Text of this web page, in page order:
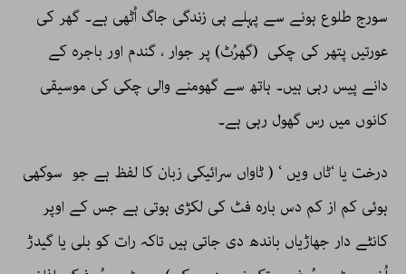
سورج طلوع ہونے سے پہلے ہی زندگی جاگ اُٹھی ہے۔ گھر کی
عورتیں پتھر کی چکی (گھرُٹ) پر جوار ، گندم اور باجرہ کے
دانے پیس رہی ہیں۔ ہاتھ سے گھومنے والی چکی کی موسیقی
کانوں میں رس گھول رہی ہے۔
درخت یا ‘ٹاں ویں ‘ ( ٹاواں سرائیکی زبان کا لفظ ہے جو سوکھی
ہوئی کم از کم دس بارہ فٹ کی لکڑی ہوتی ہے جس کے اوپر
کانٹے دار جھاڑیاں باندھ دی جاتی ہیں تاکہ رات کو بلی یا گیدڑ